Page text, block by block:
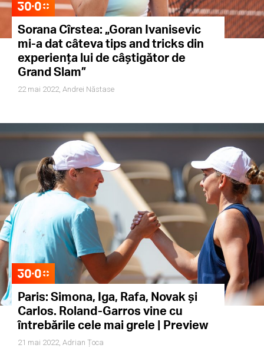
Sorana Cîrstea: „Goran Ivanisevic
mi-a dat câteva tips and tricks din
experiența lui de câștigător de
Grand Slam”
22 mai 2022, Andrei Năstase
Paris: Simona, Iga, Rafa, Novak și
Carlos. Roland-Garros vine cu
întrebările cele mai grele | Preview
21 mai 2022, Adrian Țoca